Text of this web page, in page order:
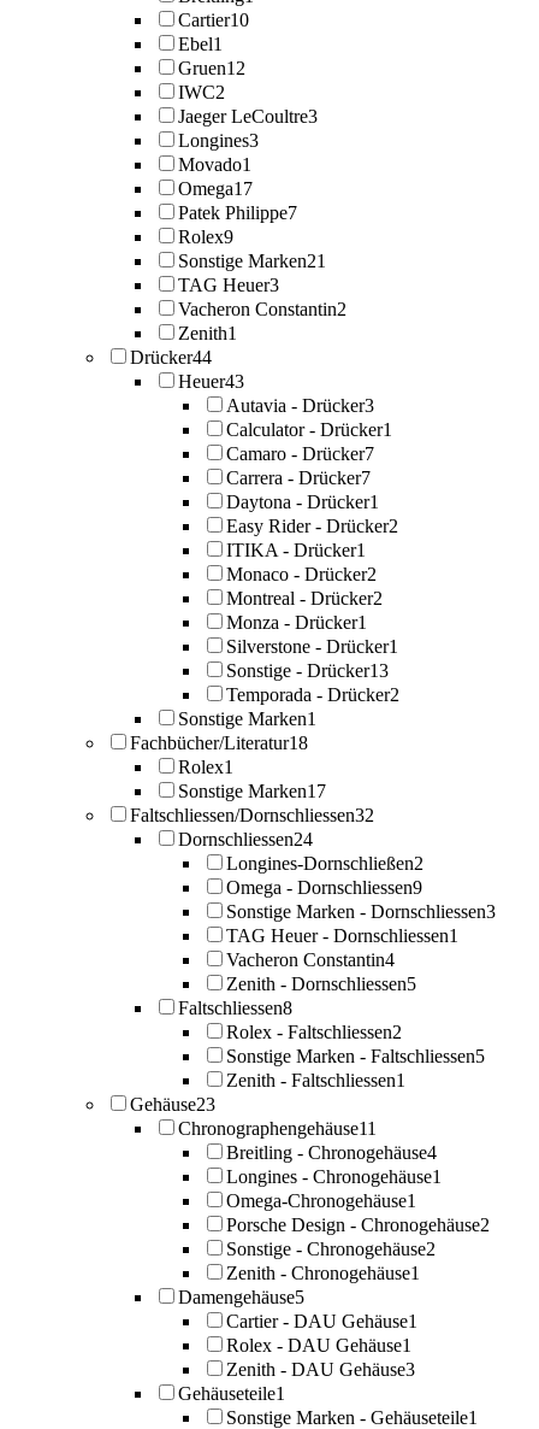
Cartier10
Ebel1
Gruen12
IWC2
Jaeger LeCoultre3
Longines3
Movado1
Omega17
Patek Philippe7
Rolex9
Sonstige Marken21
TAG Heuer3
Vacheron Constantin2
Zenith1
Drücker44
Heuer43
Autavia - Drücker3
Calculator - Drücker1
Camaro - Drücker7
Carrera - Drücker7
Daytona - Drücker1
Easy Rider - Drücker2
ITIKA - Drücker1
Monaco - Drücker2
Montreal - Drücker2
Monza - Drücker1
Silverstone - Drücker1
Sonstige - Drücker13
Temporada - Drücker2
Sonstige Marken1
Fachbücher/Literatur18
Rolex1
Sonstige Marken17
Faltschliessen/Dornschliessen32
Dornschliessen24
Longines-Dornschließen2
Omega - Dornschliessen9
Sonstige Marken - Dornschliessen3
TAG Heuer - Dornschliessen1
Vacheron Constantin4
Zenith - Dornschliessen5
Faltschliessen8
Rolex - Faltschliessen2
Sonstige Marken - Faltschliessen5
Zenith - Faltschliessen1
Gehäuse23
Chronographengehäuse11
Breitling - Chronogehäuse4
Longines - Chronogehäuse1
Omega-Chronogehäuse1
Porsche Design - Chronogehäuse2
Sonstige - Chronogehäuse2
Zenith - Chronogehäuse1
Damengehäuse5
Cartier - DAU Gehäuse1
Rolex - DAU Gehäuse1
Zenith - DAU Gehäuse3
Gehäuseteile1
Sonstige Marken - Gehäuseteile1